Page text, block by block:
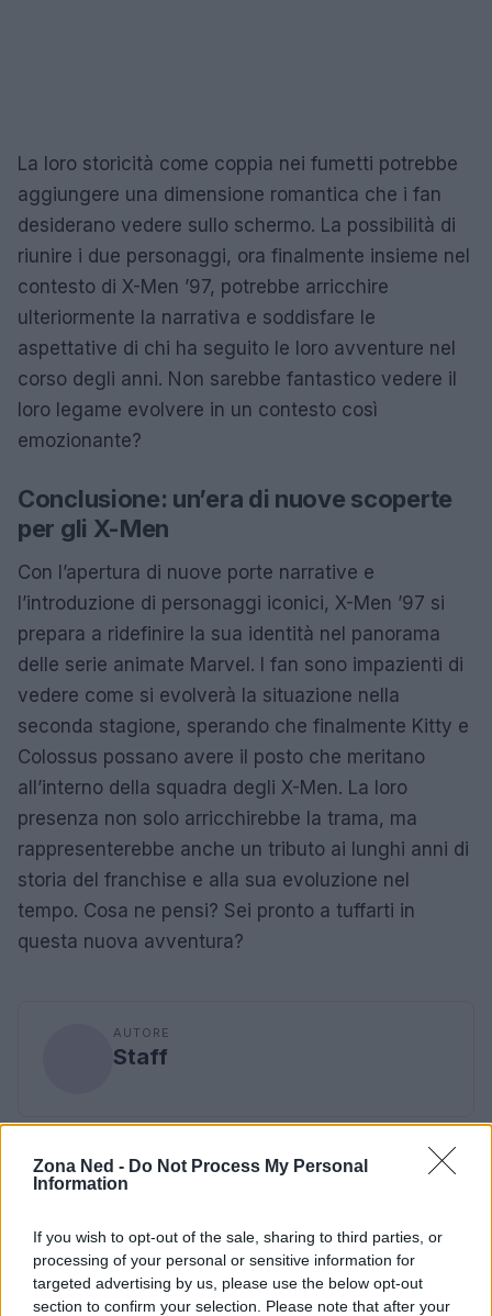
Zona Ned - Do Not Process My Personal
Information
If you wish to opt-out of the sale, sharing to third parties, or
processing of your personal or sensitive information for
targeted advertising by us, please use the below opt-out
section to confirm your selection. Please note that after your
La loro storicità come coppia nei fumetti potrebbe
aggiungere una dimensione romantica che i fan
desiderano vedere sullo schermo. La possibilità di
riunire i due personaggi, ora finalmente insieme nel
contesto di X-Men ’97, potrebbe arricchire
ulteriormente la narrativa e soddisfare le
aspettative di chi ha seguito le loro avventure nel
corso degli anni. Non sarebbe fantastico vedere il
loro legame evolvere in un contesto così
emozionante?
Conclusione: un’era di nuove scoperte
per gli X-Men
Con l’apertura di nuove porte narrative e
l’introduzione di personaggi iconici, X-Men ’97 si
prepara a ridefinire la sua identità nel panorama
delle serie animate Marvel. I fan sono impazienti di
vedere come si evolverà la situazione nella
seconda stagione, sperando che finalmente Kitty e
Colossus possano avere il posto che meritano
all’interno della squadra degli X-Men. La loro
presenza non solo arricchirebbe la trama, ma
rappresenterebbe anche un tributo ai lunghi anni di
storia del franchise e alla sua evoluzione nel
tempo. Cosa ne pensi? Sei pronto a tuffarti in
questa nuova avventura?
AUTORE
Staff